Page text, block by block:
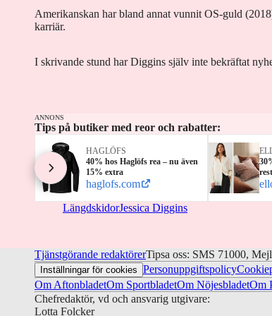
Amerikanskan har bland annat vunnit OS-guld
karriär.
I skrivande stund har Diggins själv inte bekräftat
ANNONS
Tips på butiker med reor och rabatter:
HAGLÖFS
40% hos Haglöfs rea – nu även
15% extra
haglofs.com
LängdskidorJessica Diggins
Tjänstgörande redaktörerTipsa oss: SMS 71000, Mejl
Inställningar för cookies Personuppgiftspolicy
Om AftonbladetOm SportbladetOm NöjesbladetOm
Chefredaktör, vd och ansvarig utgivare:
Lotta Folcker